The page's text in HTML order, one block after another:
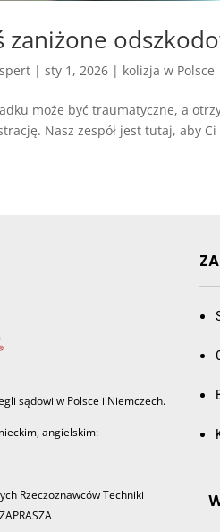
zaniżone
|sty 1, 2026 | kolizja w Polsce
może być traumatyczne, a
Nasz zespół jest tutaj, aby
sądowi w Polsce i Niemczech.
angielskim:
Rzeczoznawców Techniki